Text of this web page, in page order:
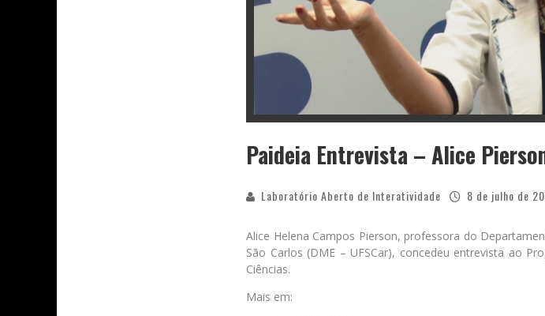
Paideia Entrevista – Alice
Laboratório Aberto de Interatividade 8 de julho de
Alice Helena Campos Pierson, professora do
São Carlos (DME – UFSCar), concedeu entrevista ao
Ciências.
Mais em: